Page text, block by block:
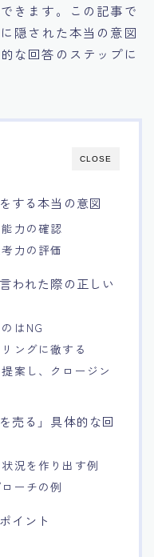
のヒント
きます。この記事で
隠された本当の意図
な回答のステップに
CLOSE
する本当の意図
力の確認
力の評価
われた際の正しい
はNG
ングに徹する
案し、クロージン
売る」具体的な回
況を作り出す例
ーチの例
イント